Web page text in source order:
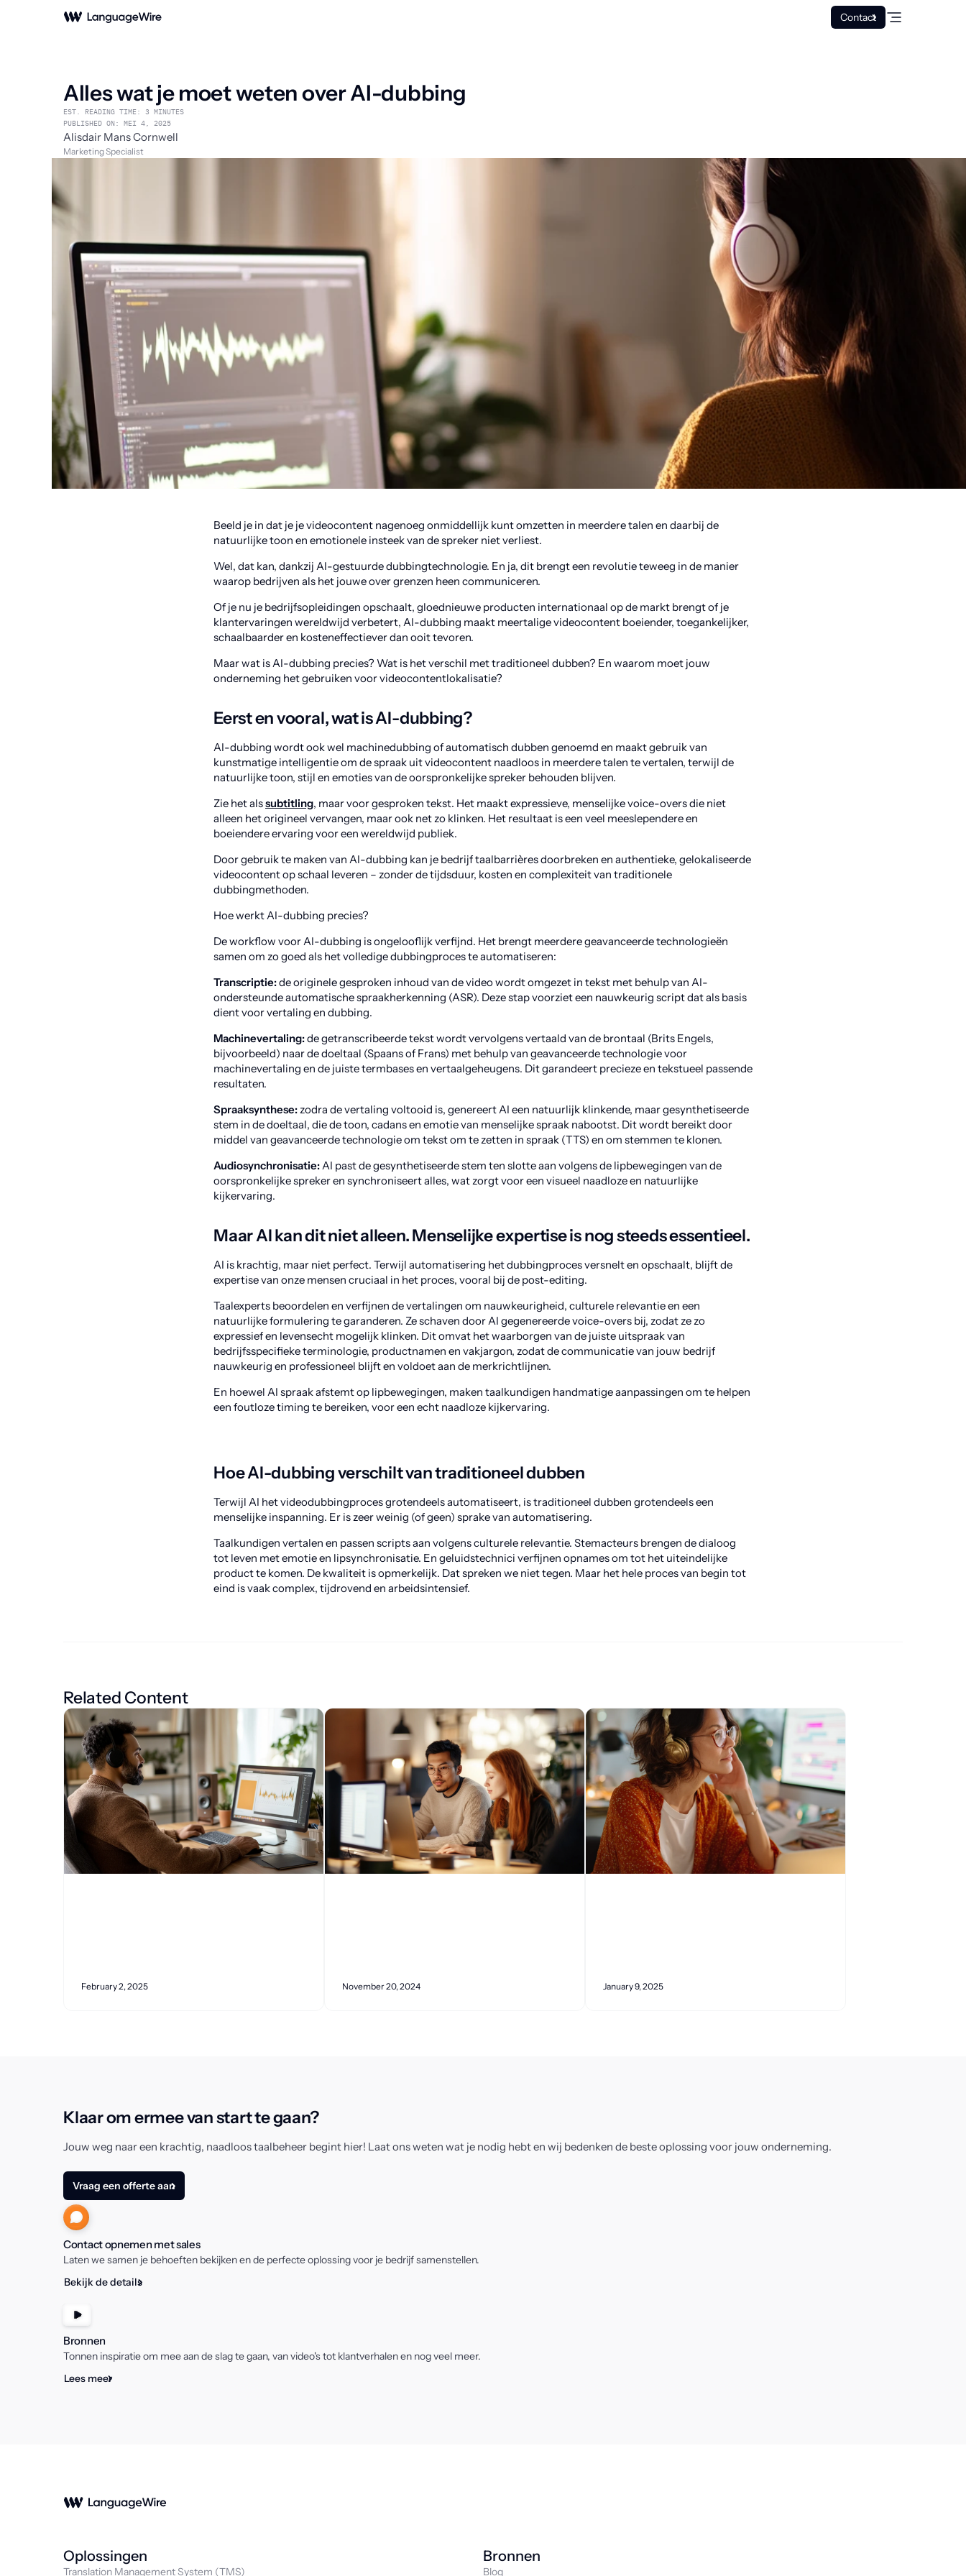
Contact
Alles wat je moet weten over AI-dubbing
EST. READING TIME: 3 MINUTES
PUBLISHED ON: MEI 4, 2025
Alisdair Mans Cornwell
Marketing Specialist
Beeld je in dat je je videocontent nagenoeg onmiddellijk kunt omzetten in meerdere talen en daarbij de
natuurlijke toon en emotionele insteek van de spreker niet verliest.
Wel, dat kan, dankzij AI-gestuurde dubbingtechnologie. En ja, dit brengt een revolutie teweeg in de manier
waarop bedrijven als het jouwe over grenzen heen communiceren.
Of je nu je bedrijfsopleidingen opschaalt, gloednieuwe producten internationaal op de markt brengt of je
klantervaringen wereldwijd verbetert, AI-dubbing maakt meertalige videocontent boeiender, toegankelijker,
schaalbaarder en kosteneffectiever dan ooit tevoren.
Maar wat is AI-dubbing precies? Wat is het verschil met traditioneel dubben? En waarom moet jouw
onderneming het gebruiken voor videocontentlokalisatie?
Eerst en vooral, wat is AI-dubbing?
AI-dubbing wordt ook wel machinedubbing of automatisch dubben genoemd en maakt gebruik van
kunstmatige intelligentie om de spraak uit videocontent naadloos in meerdere talen te vertalen, terwijl de
natuurlijke toon, stijl en emoties van de oorspronkelijke spreker behouden blijven.
Zie het alssubtitling, maar voor gesproken tekst. Het maakt expressieve, menselijke voice-overs die niet
alleen het origineel vervangen, maar ook net zo klinken. Het resultaat is een veel meeslependere en
boeiendere ervaring voor een wereldwijd publiek.
Door gebruik te maken van AI-dubbing kan je bedrijf taalbarrières doorbreken en authentieke, gelokaliseerde
videocontent op schaal leveren – zonder de tijdsduur, kosten en complexiteit van traditionele
dubbingmethoden.
Hoe werkt AI-dubbing precies?
De workflow voor AI-dubbing is ongelooflijk verfijnd. Het brengt meerdere geavanceerde technologieën
samen om zo goed als het volledige dubbingproces te automatiseren:
Transcriptie:de originele gesproken inhoud van de video wordt omgezet in tekst met behulp van AI-
ondersteunde automatische spraakherkenning (ASR). Deze stap voorziet een nauwkeurig script dat als basis
dient voor vertaling en dubbing.
Machinevertaling:de getranscribeerde tekst wordt vervolgens vertaald van de brontaal (Brits Engels,
bijvoorbeeld) naar de doeltaal (Spaans of Frans) met behulp van geavanceerde technologie voor
machinevertaling en de juiste termbases en vertaalgeheugens. Dit garandeert precieze en tekstueel passende
resultaten.
Spraaksynthese:zodra de vertaling voltooid is, genereert AI een natuurlijk klinkende, maar gesynthetiseerde
stem in de doeltaal, die de toon, cadans en emotie van menselijke spraak nabootst. Dit wordt bereikt door
middel van geavanceerde technologie om tekst om te zetten in spraak (TTS) en om stemmen te klonen.
Audiosynchronisatie:AI past de gesynthetiseerde stem ten slotte aan volgens de lipbewegingen van de
oorspronkelijke spreker en synchroniseert alles, wat zorgt voor een visueel naadloze en natuurlijke
kijkervaring.
Maar AI kan dit niet alleen. Menselijke expertise is nog steeds essentieel.
AI is krachtig, maar niet perfect. Terwijl automatisering het dubbingproces versnelt en opschaalt, blijft de
expertise van onze mensen cruciaal in het proces, vooral bij de post-editing.
Taalexperts beoordelen en verfijnen de vertalingen om nauwkeurigheid, culturele relevantie en een
natuurlijke formulering te garanderen. Ze schaven door AI gegenereerde voice-overs bij, zodat ze zo
expressief en levensecht mogelijk klinken. Dit omvat het waarborgen van de juiste uitspraak van
bedrijfsspecifieke terminologie, productnamen en vakjargon, zodat de communicatie van jouw bedrijf
nauwkeurig en professioneel blijft en voldoet aan de merkrichtlijnen.
En hoewel AI spraak afstemt op lipbewegingen, maken taalkundigen handmatige aanpassingen om te helpen
een foutloze timing te bereiken, voor een echt naadloze kijkervaring.
Hoe AI-dubbing verschilt van traditioneel dubben
Terwijl AI het videodubbingproces grotendeels automatiseert, is traditioneel dubben grotendeels een
menselijke inspanning. Er is zeer weinig (of geen) sprake van automatisering.
Taalkundigen vertalen en passen scripts aan volgens culturele relevantie. Stemacteurs brengen de dialoog
tot leven met emotie en lipsynchronisatie. En geluidstechnici verfijnen opnames om tot het uiteindelijke
product te komen. De kwaliteit is opmerkelijk. Dat spreken we niet tegen. Maar het hele proces van begin tot
eind is vaak complex, tijdrovend en arbeidsintensief.
Related Content
February 2, 2025 November 20, 2024 January 9, 2025
Klaar om ermee van start te gaan?
Jouw weg naar een krachtig, naadloos taalbeheer begint hier! Laat ons weten wat je nodig hebt en wij bedenken de beste oplossing voor jouw onderneming.
Vraag een offerte aan
Contact opnemen met sales
Laten we samen je behoeften bekijken en de perfecte oplossing voor je bedrijf samenstellen.
Bekijk de details
Bronnen
Tonnen inspiratie om mee aan de slag te gaan, van video's tot klantverhalen en nog veel meer.
Lees meer
Oplossingen
Translation Management System (TMS)
Bronnen
Blog